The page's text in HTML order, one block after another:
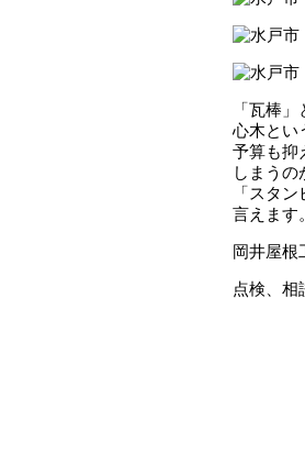
「瓦棒
心木とい
予算も抑
しまうの
「スタ
言えます。
岡井屋根
点検、相